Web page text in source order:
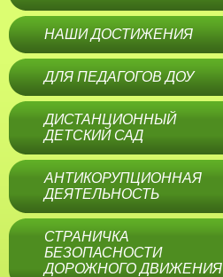
НАШИ ДОСТИЖЕНИЯ
ДЛЯ ПЕДАГОГОВ ДОУ
ДИСТАНЦИОННЫЙ
ДЕТСКИЙ САД
АНТИКОРУПЦИОННАЯ
ДЕЯТЕЛЬНОСТЬ
СТРАНИЧКА
БЕЗОПАСНОСТИ
ДОРОЖНОГО ДВИЖЕНИЯ